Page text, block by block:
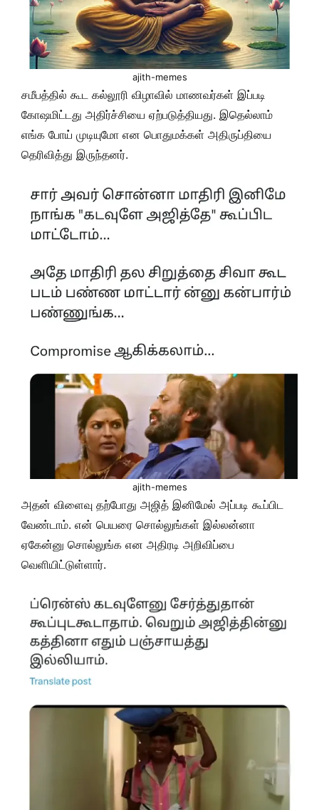
ajith-memes
சமீபத்தில் கூட கல்லூரி விழாவில் மாணவர்கள் இப்படி
கோஷமிட்டது அதிர்ச்சியை ஏற்படுத்தியது. இதெல்லாம்
எங்க போய் முடியுமோ என பொதுமக்கள் அதிருப்தியை
தெரிவித்து இருந்தனர்.
ajith-memes
அதன் விளைவு தற்போது அஜித் இனிமேல் அப்படி கூப்பிட
வேண்டாம். என் பெயரை சொல்லுங்கள் இல்லன்னா
ஏகேன்னு சொல்லுங்க என அதிரடி அறிவிப்பை
வெளியிட்டுள்ளார்.